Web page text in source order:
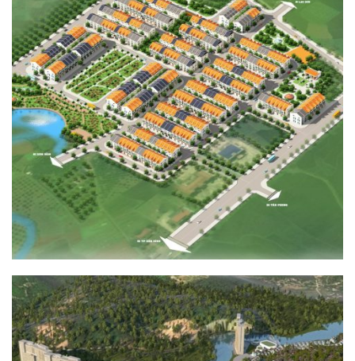
KHU DÂN CƯ THỊ TRẤN MÃN ĐỨC
HẠ TẦNG KỸ THUẬT, QUY HOẠCH - KIẾN TRÚC